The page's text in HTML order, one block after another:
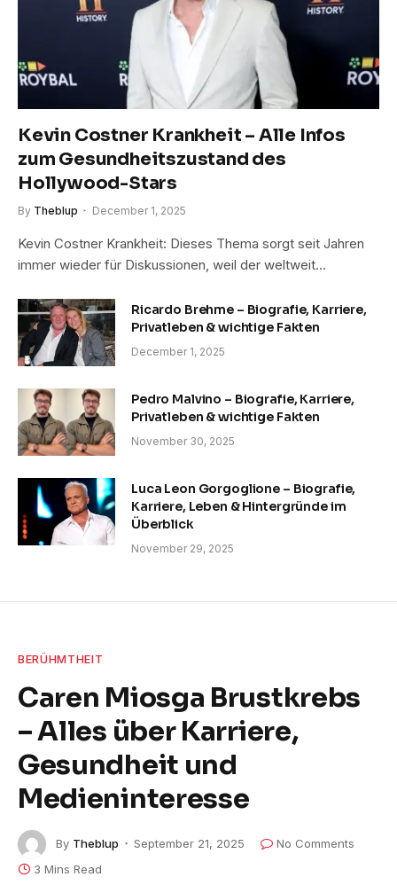
Kevin Costner Krankheit – Alle Infos
zum Gesundheitszustand des
Hollywood-Stars
By Theblup December 1, 2025
Kevin Costner Krankheit: Dieses Thema sorgt seit Jahren
immer wieder für Diskussionen, weil der weltweit…
Ricardo Brehme – Biografie, Karriere,
Privatleben & wichtige Fakten
December 1, 2025
Pedro Malvino – Biografie, Karriere,
Privatleben & wichtige Fakten
November 30, 2025
Luca Leon Gorgoglione – Biografie,
Karriere, Leben & Hintergründe im
Überblick
November 29, 2025
BERÜHMTHEIT
Caren Miosga Brustkrebs
– Alles über Karriere,
Gesundheit und
Medieninteresse
By Theblup September 21, 2025
No Comments
3 Mins Read